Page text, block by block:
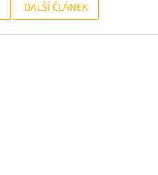
DALŠÍ ČLÁNEK